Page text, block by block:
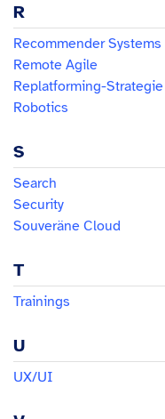
R
Recommender Systems
Remote Agile
Replatforming-Strategie
Robotics
S
Search
Security
Souveräne Cloud
T
Trainings
U
UX/UI